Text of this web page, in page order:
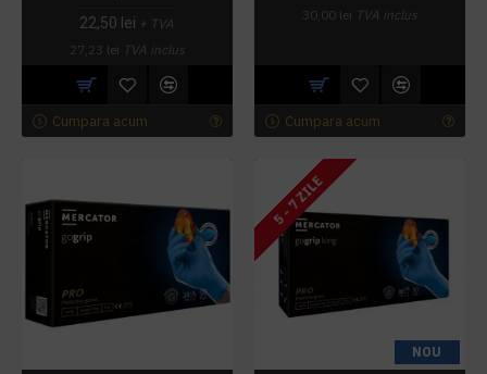
22,50 lei + TVA
27,23 lei TVA inclus
Cumpara acum
30,00 lei TVA inclus
Cumpara acum
NOU
5 - 7 ZILE